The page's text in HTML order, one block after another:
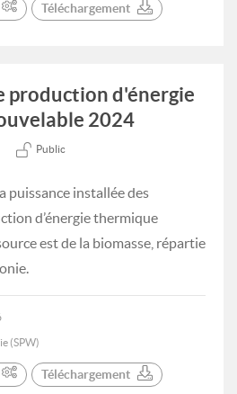
Téléchargement
production d'énergie
2024
Public
puissance installée des
d’énergie thermique
est de la biomasse, répartie
(SPW)
Téléchargement